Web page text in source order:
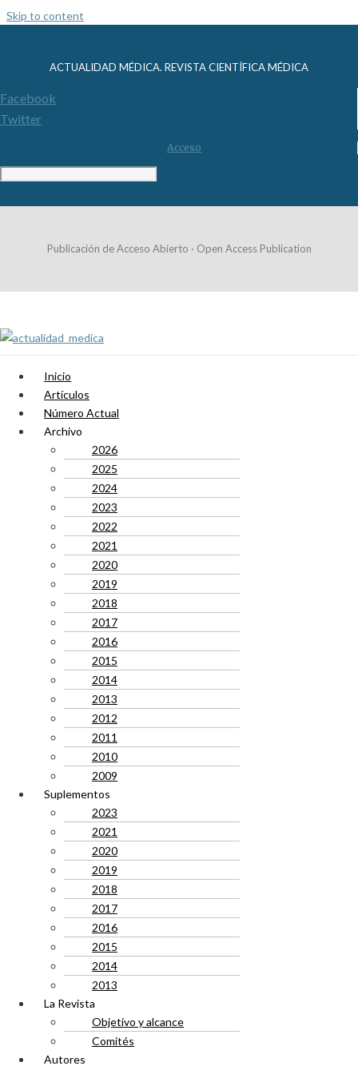
Skip to content
ACTUALIDAD MÉDICA. REVISTA CIENTÍFICA MÉDICA
Facebook
Twitter
Acceso
Publicación de Acceso Abierto · Open Access Publication
Inicio
Artículos
Número Actual
Archivo
2026
2025
2024
2023
2022
2021
2020
2019
2018
2017
2016
2015
2014
2013
2012
2011
2010
2009
Suplementos
2023
2021
2020
2019
2018
2017
2016
2015
2014
2013
La Revista
Objetivo y alcance
Comités
Autores